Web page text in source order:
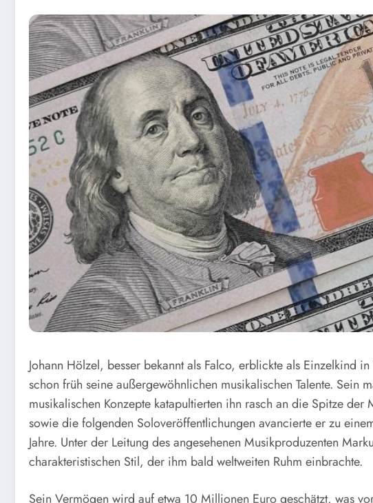
Johann Hölzel, besser bekannt als Falco, erblickte als Einzelkind
schon früh seine außergewöhnlichen musikalischen Talente. Sein
musikalischen Konzepte katapultierten ihn rasch an die Spitze der
sowie die folgenden Soloveröffentlichungen avancierte er zu
Jahre. Unter der Leitung des angesehenen Musikproduzenten
charakteristischen Stil, der ihm bald weltweiten Ruhm einbrachte.
Sein Vermögen wird auf etwa 10 Millionen Euro geschätzt, was